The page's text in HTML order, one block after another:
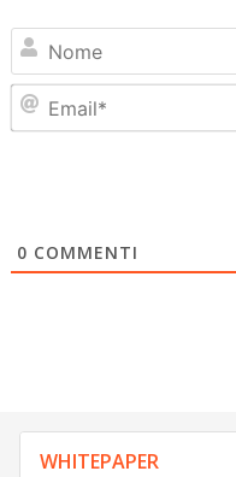
0 COMMENTI
WHITEPAPER